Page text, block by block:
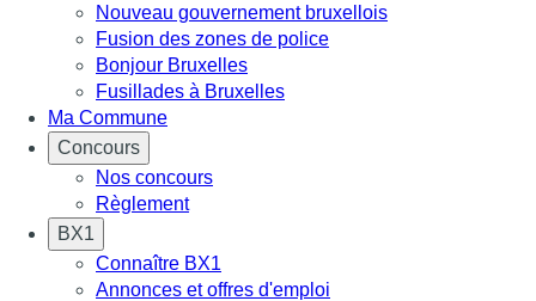
Nouveau gouvernement bruxellois
Fusion des zones de police
Bonjour Bruxelles
Fusillades à Bruxelles
Ma Commune
Concours
Nos concours
Règlement
BX1
Connaître BX1
Annonces et offres d'emploi